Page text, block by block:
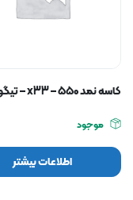
کاسه نمد ۵۵۰ – x33 – تیگو ۵
موجود
اطلاعات بیشتر